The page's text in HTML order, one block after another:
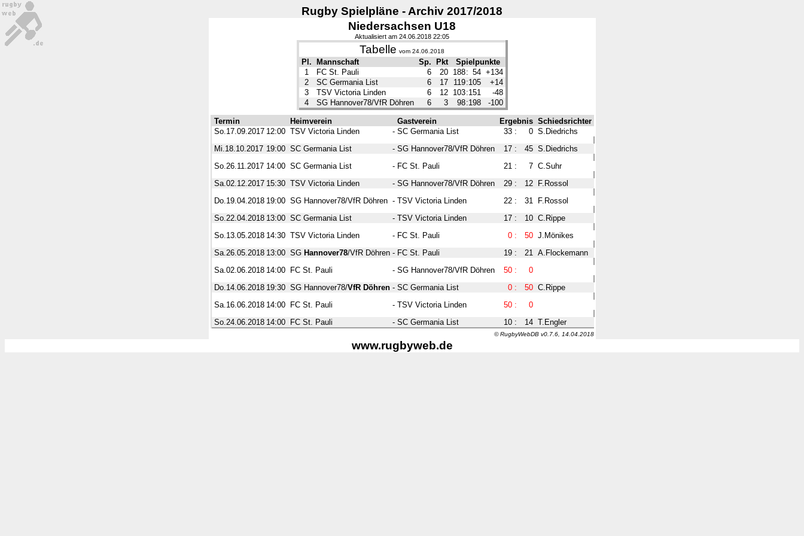
Rugby Spielpläne - Archiv 2017/2018
Niedersachsen U18
Aktualisiert am 24.06.2018 22:05
Tabelle vom 24.06.2018
Pl. Mannschaft Sp. Pkt
Spielpunkte
1
FC St. Pauli 6 20 188: 54 +134
2
SC Germania List 6 17 119:105
+14
3
TSV Victoria Linden 6 12 103:151
-48
4
SG Hannover78/VfR Döhren 6 3 98:198 -100
Termin Heimverein Gastverein Ergebnis Schiedsrichter
So.17.09.2017 12:00 TSV Victoria Linden - SC Germania List 33 : 0 S.Diedrichs
Mi.18.10.2017 19:00 SC Germania List - SG Hannover78/VfR Döhren 17 : 45 S.Diedrichs
So.26.11.2017 14:00 SC Germania List - FC St. Pauli 21 : 7 C.Suhr
Sa.02.12.2017 15:30 TSV Victoria Linden - SG Hannover78/VfR Döhren 29 : 12
F.Rossol
Do.19.04.2018 19:00 SG Hannover78/VfR Döhren - TSV Victoria Linden 22 : 31
F.Rossol
So.22.04.2018 13:00 SC Germania List - TSV Victoria Linden 17 : 10 C.Rippe
So.13.05.2018 14:30 TSV Victoria Linden - FC St. Pauli 0 : 50 J.Mönikes
Sa.26.05.2018 13:00 SG Hannover78/VfR Döhren - FC St. Pauli 19 : 21 A.Flockemann
Sa.02.06.2018 14:00 FC St. Pauli - SG Hannover78/VfR Döhren 50 :
0
Do.14.06.2018 19:30 SG Hannover78/VfR Döhren - SC Germania List 0 : 50 C.Rippe
Sa.16.06.2018 14:00 FC St. Pauli - TSV Victoria Linden 50 :
0
So.24.06.2018 14:00 FC St. Pauli - SC Germania List 10 : 14 T.Engler
© RugbyWebDB v0.7.6, 14.04.2018
www.rugbyweb.de